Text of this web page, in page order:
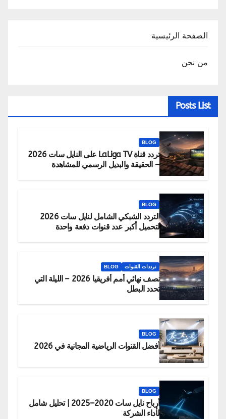
الصفحة الرئيسية
من نحن
Posts List
BLOG
تردد قناة LaLiga TV على النايل سات 2026
– الحقيقة والبديل الرسمي للمشاهدة
BLOG
التردد الشبكي الشامل لنايل سات 2026
لتحميل أكبر عدد قنوات دفعة واحدة
ترددات القنوات BLOG
نصف نهائي أمم أفريقيا 2026 – الليلة التي
تحدد البطل
BLOG
أفضل القنوات الرياضية المجانية في 2026
BLOG
أرباح نايل سات 2020–2025 | تحليل شامل
لأداء الشركة